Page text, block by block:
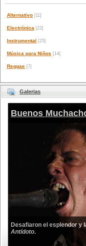
Alternativo [11]
Electrónica [22]
Instrumental [25]
Música para Niños [14]
Reggae [7]
Galerias
Buenos
Desafiaron el esplendor y
Antídoto.